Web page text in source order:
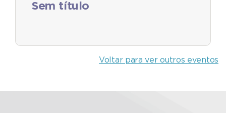
Sem título
Voltar para ver outros eventos